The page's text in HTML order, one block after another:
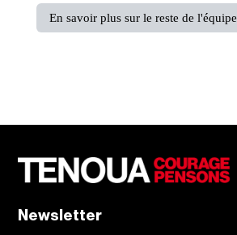
En savoir plus sur le reste de l'équipe
Newsletter